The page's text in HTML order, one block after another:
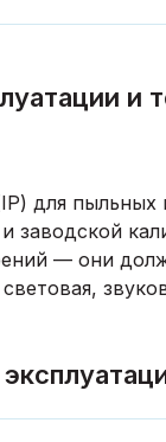
и
для пыльных
заводской
— они